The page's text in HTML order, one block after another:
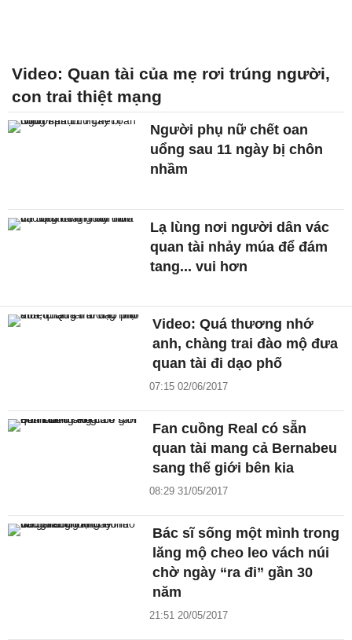
Video: Quan tài của mẹ rơi trúng người,
con trai thiệt mạng
Người phụ nữ chết oan
uổng sau 11 ngày bị chôn
nhầm
Lạ lùng nơi người dân vác
quan tài nhảy múa để đám
tang... vui hơn
Video: Quá thương nhớ
anh, chàng trai đào mộ đưa
quan tài đi dạo phố
07:15 02/06/2017
Fan cuồng Real có sẵn
quan tài mang cả Bernabeu
sang thế giới bên kia
08:29 31/05/2017
Bác sĩ sống một mình trong
lăng mộ cheo leo vách núi
chờ ngày “ra đi” gần 30
năm
21:51 20/05/2017